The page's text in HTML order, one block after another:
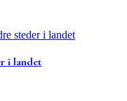
i landet